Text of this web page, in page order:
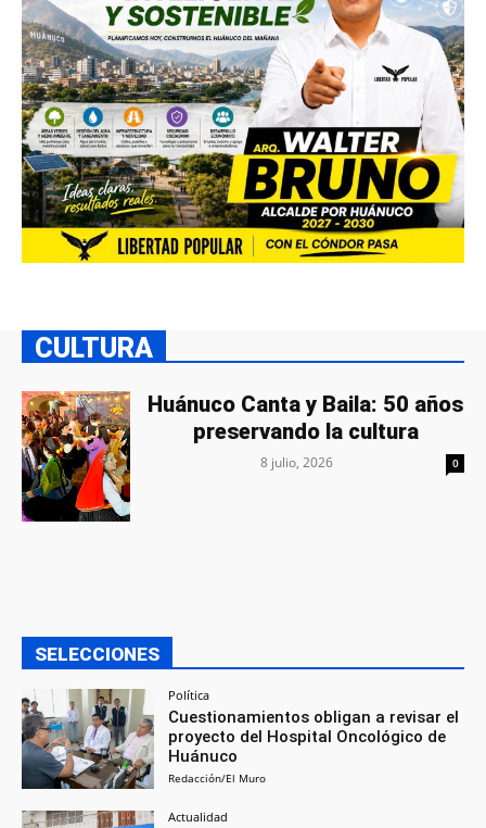
CULTURA
Huánuco Canta y Baila: 50 años
preservando la cultura
8 julio, 2026 0
SELECCIONES
Política
Cuestionamientos obligan a revisar el
proyecto del Hospital Oncológico de
Huánuco
Redacción/El Muro
Actualidad